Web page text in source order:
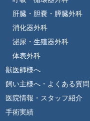
肝臓・胆嚢・膵臓外科
消化器外科
泌尿・生殖器外科
体表外科
獣医師様へ
飼い主様へ・よくある質問
医院情報・スタッフ紹介
手術実績